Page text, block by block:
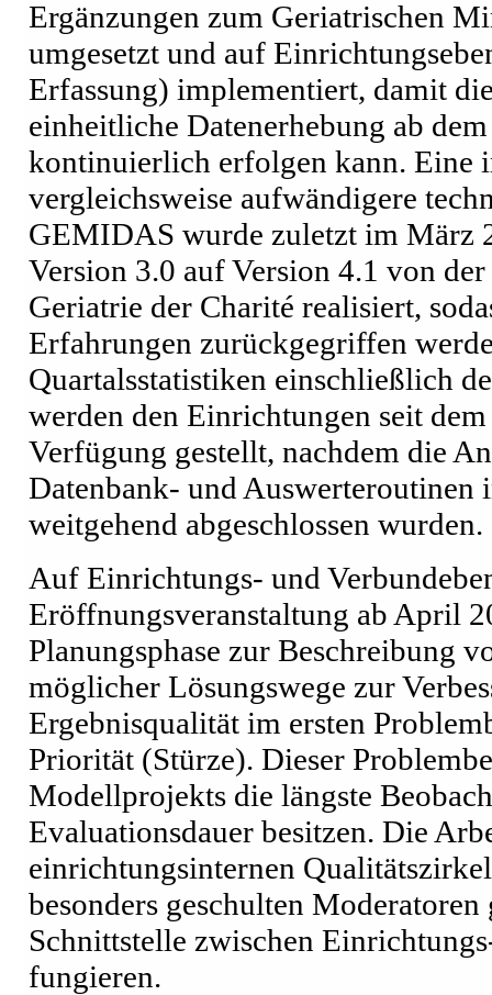
Ergänzungen zum Geriatrischen
umgesetzt und auf
Erfassung) implementiert, damit
einheitliche Datenerhebung ab
kontinuierlich erfolgen kann. Eine
vergleichsweise aufwändigere
GEMIDAS wurde zuletzt im März
Version 3.0 auf Version 4.1 von
Geriatrie der Charité realisiert,
Erfahrungen zurückgegriffen
Quartalsstatistiken einschließlich
werden den Einrichtungen seit
Verfügung gestellt, nachdem die
Datenbank- und Auswerteroutinen
weitgehend abgeschlossen wurden.
Auf Einrichtungs- und
Eröffnungsveranstaltung ab April
Planungsphase zur Beschreibung
möglicher Lösungswege zur
Ergebnisqualität im ersten
Priorität (Stürze). Dieser
Modellprojekts die längste
Evaluationsdauer besitzen. Die
einrichtungsinternen
besonders geschulten Moderatoren
Schnittstelle zwischen
fungieren.